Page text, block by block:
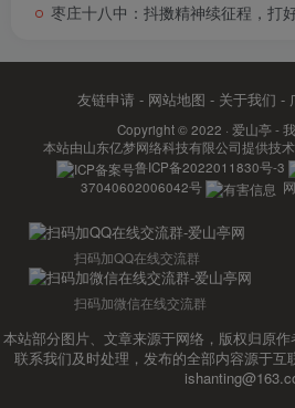
枣庄十八中：抖擞精神续征程，打
友链申请 - 网站地图 - 关于我们 -
Copyright © 2022 · 爱山亭 -
本站由山东亿梦网络科技有限公司提供技
鲁ICP备2022011830号-3
37040602006042号
扫码加QQ在线交流群
扫码加微信在线交流群
本站部分图片、文章来源于网络，版权归原
联系我们及时处理，发布的全部内容源于互